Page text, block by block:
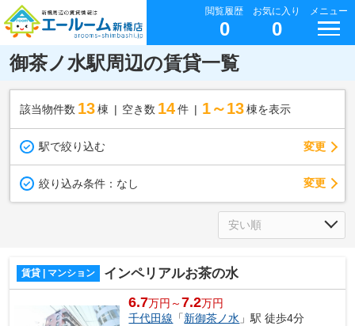
閲覧履歴
0
お気に入り
0
メニュー
御茶ノ水駅周辺の賃貸一覧
該当物件数 13棟 空き数 14 件 1～13 棟を表示
駅で絞り込む 変更
絞り込み条件： なし 変更
賃貸 | マンション インペリアルお茶の水
6.7万円～7.2万円
千代田線 「新御茶ノ水 」駅 徒歩4分